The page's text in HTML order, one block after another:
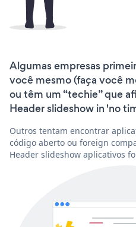
Algumas empresas
você mesmo (faça você
ou têm um “techie” que
Header slideshow in 'no
Outros tentam encontrar
código aberto ou foreign
Header slideshow aplicativos